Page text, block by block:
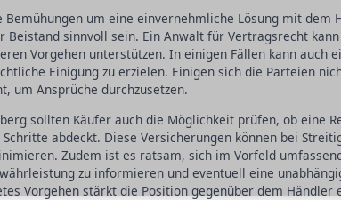
Bemühungen um eine einvernehmliche Lösung mit dem
Beistand sinnvoll sein. Ein Anwalt für Vertragsrecht
Vorgehen unterstützen. In einigen Fällen kann auch
Einigung zu erzielen. Einigen sich die Parteien
um Ansprüche durchzusetzen.
sollten Käufer auch die Möglichkeit prüfen, ob eine
abdeckt. Diese Versicherungen können bei
Zudem ist es ratsam, sich im Vorfeld
zu informieren und eventuell eine
Vorgehen stärkt die Position gegenüber dem Händler